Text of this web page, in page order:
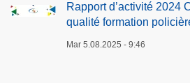
Rapport d’activité 2024
qualité formation
Mar 5.08.2025 - 9:46